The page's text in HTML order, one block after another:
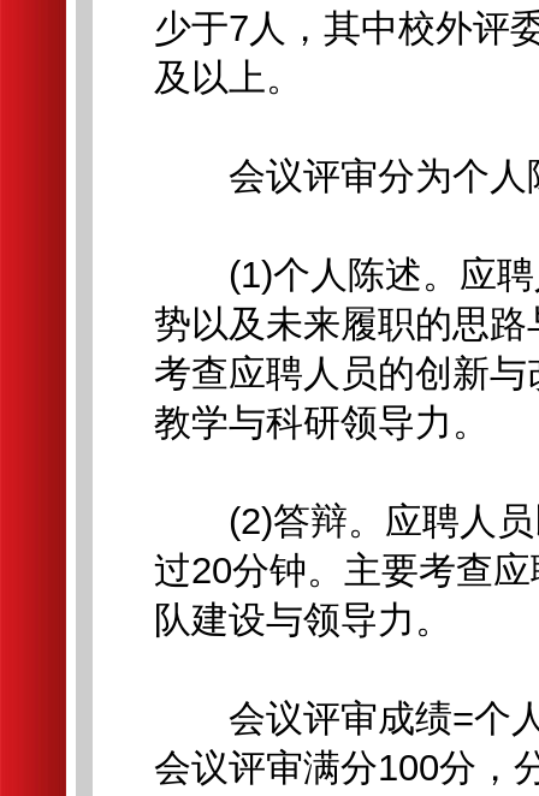
少于7人，其中校外评
及以上。
会议评审分为个人
(1)个人陈述。应聘
势以及未来履职的思
考查应聘人员的创新
教学与科研领导力。
(2)答辩。应聘人员
过20分钟。主要考查
队建设与领导力。
会议评审成绩=个人
会议评审满分100分，